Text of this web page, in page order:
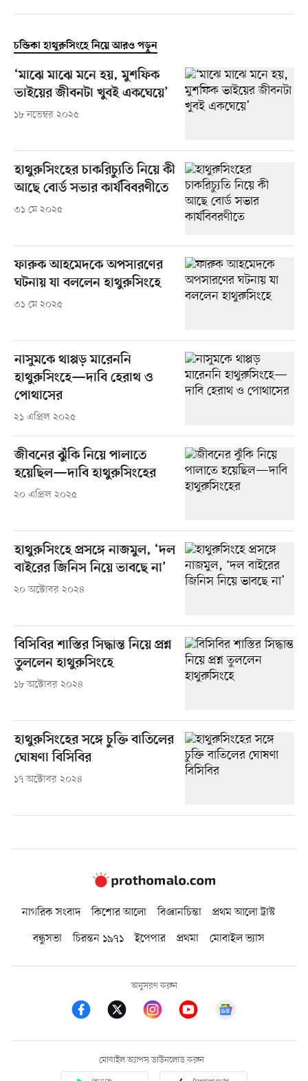
চন্ডিকা হাথুরুসিংহে নিয়ে আরও পড়ুন
‘মাঝে মাঝে মনে হয়, মুশফিক
ভাইয়ের জীবনটা খুবই একঘেয়ে’
১৮ নভেম্বর ২০২৫
হাথুরুসিংহের চাকরিচ্যুতি নিয়ে কী
আছে বোর্ড সভার কার্যবিবরণীতে
৩১ মে ২০২৫
ফারুক আহমেদকে অপসারণের
ঘটনায় যা বললেন হাথুরুসিংহে
৩১ মে ২০২৫
নাসুমকে থাপ্পড় মারেননি
হাথুরুসিংহে—দাবি হেরাথ ও
পোথাসের
২১ এপ্রিল ২০২৫
জীবনের ঝুঁকি নিয়ে পালাতে
হয়েছিল—দাবি হাথুরুসিংহের
২০ এপ্রিল ২০২৫
হাথুরুসিংহে প্রসঙ্গে নাজমুল, ‘দল
বাইরের জিনিস নিয়ে ভাবছে না’
২০ অক্টোবর ২০২৪
বিসিবির শাস্তির সিদ্ধান্ত নিয়ে প্রশ্ন
তুললেন হাথুরুসিংহে
১৮ অক্টোবর ২০২৪
হাথুরুসিংহের সঙ্গে চুক্তি বাতিলের
ঘোষণা বিসিবির
১৭ অক্টোবর ২০২৪
নাগরিক সংবাদ কিশোর আলো বিজ্ঞানচিন্তা
প্রথম আলো ট্রাস্ট
বন্ধুসভা
চিরন্তন ১৯৭১ ইপেপার প্রথমা মোবাইল ভ্যাস
অনুসরণ করুন
মোবাইল অ্যাপস ডাউনলোড করুন